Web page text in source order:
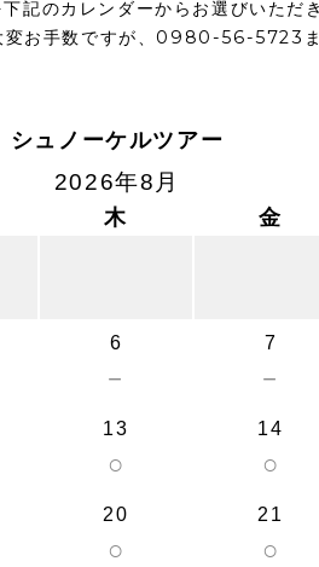
記のカレンダーからお選びいただ
変お手数ですが、0980-56-5723ま
シュノーケルツアー
2026年8月
木 金
6
－
7
－
13
○
14
○
20
○
21
○